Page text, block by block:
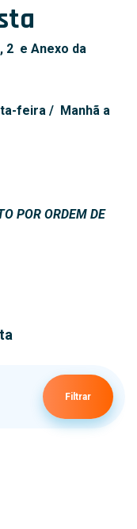
2 e Anexo da
feira / Manhã a
DE
Filtrar